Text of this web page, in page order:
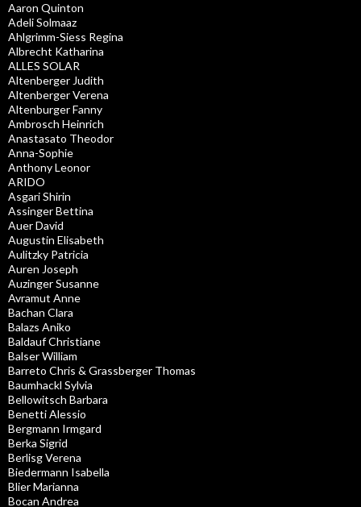
Aaron Quinton
Adeli Solmaaz
Ahlgrimm-Siess Regina
Albrecht Katharina
ALLES SOLAR
Altenberger Judith
Altenberger Verena
Altenburger Fanny
Ambrosch Heinrich
Anastasato Theodor
Anna-Sophie
Anthony Leonor
ARIDO
Asgari Shirin
Assinger Bettina
Auer David
Augustin Elisabeth
Aulitzky Patricia
Auren Joseph
Auzinger Susanne
Avramut Anne
Bachan Clara
Balazs Aniko
Baldauf Christiane
Balser William
Barreto Chris & Grassberger Thomas
Baumhackl Sylvia
Bellowitsch Barbara
Benetti Alessio
Bergmann Irmgard
Berka Sigrid
Berlisg Verena
Biedermann Isabella
Blier Marianna
Bocan Andrea